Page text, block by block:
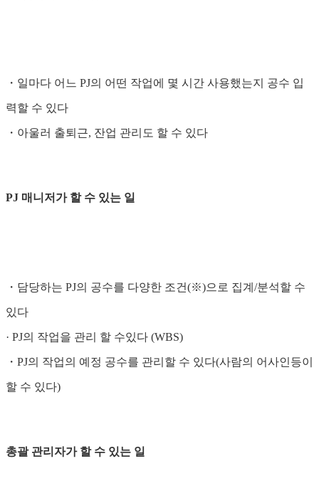
・일마다 어느 PJ의 어떤 작업에 몇 시간 사용했는지 공수 입
력할 수 있다
・아울러 출퇴근, 잔업 관리도 할 수 있다
PJ 매니저가 할 수 있는 일
・담당하는 PJ의 공수를 다양한 조건(※)으로 집계/분석할 수
있다
· PJ의 작업을 관리 할 수있다 (WBS)
・PJ의 작업의 예정 공수를 관리할 수 있다(사람의 어사인등이
할 수 있다)
총괄 관리자가 할 수 있는 일